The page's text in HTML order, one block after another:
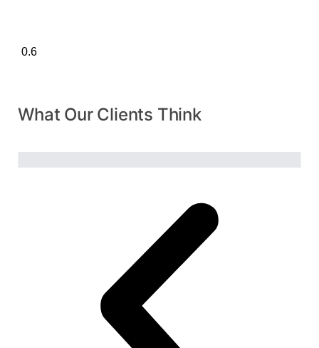
What Our Clients Think